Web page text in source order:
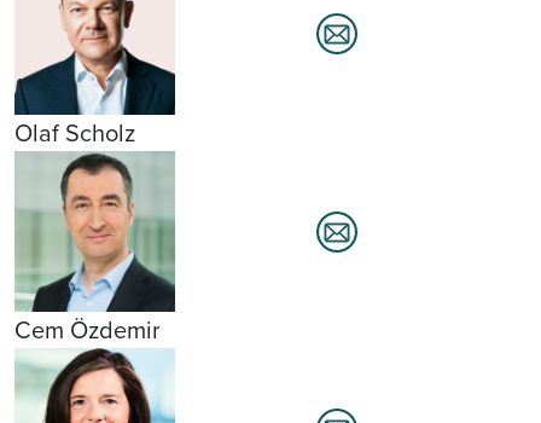
Olaf Scholz
Cem Özdemir